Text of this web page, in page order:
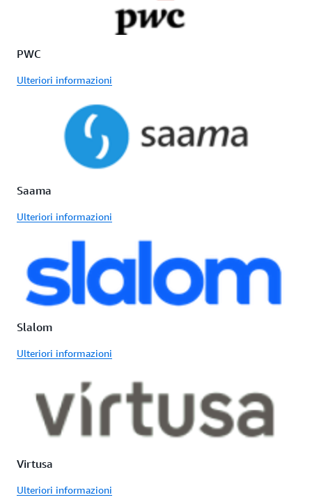
PWC
Ulteriori informazioni
Saama
Ulteriori informazioni
Slalom
Ulteriori informazioni
Virtusa
Ulteriori informazioni